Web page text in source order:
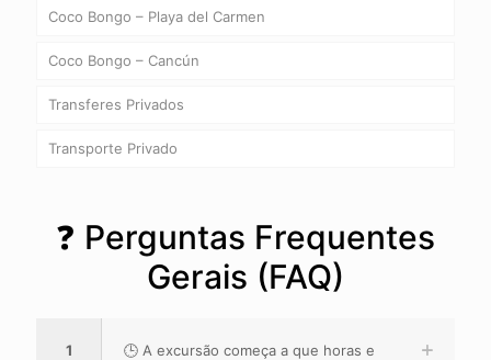
Coco Bongo – Playa del Carmen
Coco Bongo – Cancún
Transferes Privados
Transporte Privado
❓ Perguntas Frequentes
Gerais (FAQ)
1
🕒 A excursão começa a que horas e